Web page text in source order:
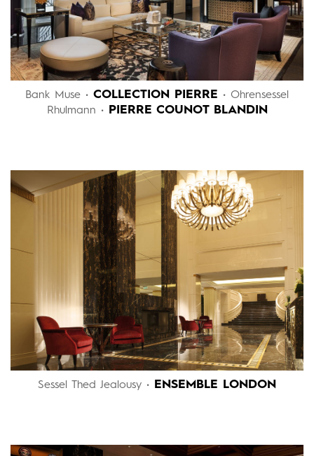
Bank Muse • COLLECTION PIERRE • Ohrensessel
Rhulmann •
PIERRE COUNOT BLANDIN
Sessel Thed Jealousy • ENSEMBLE LONDON